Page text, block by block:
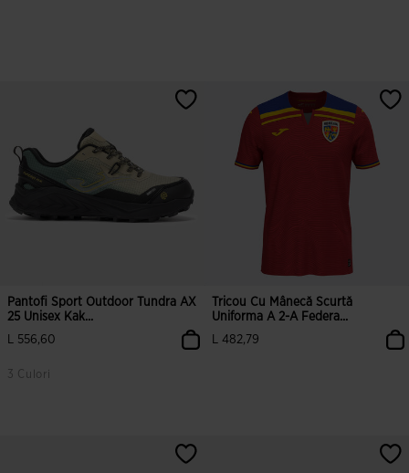
Pantofi Sport Outdoor Tundra AX
25 Unisex Kak...
L 556,60
3 Culori
Tricou Cu Mânecă Scurtă
Uniforma A 2-A Federa...
L 482,79